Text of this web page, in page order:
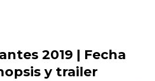
2019 | Fecha
y trailer